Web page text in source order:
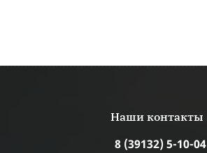
Наши контакты
8 (39132) 5-10-04